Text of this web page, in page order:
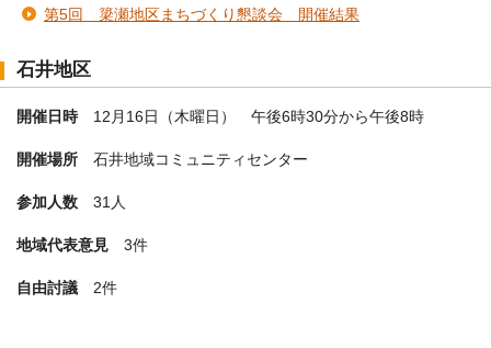
第5回 簗瀬地区まちづくり懇談会 開催結果
石井地区
開催日時12月16日（木曜日） 午後6時30分から午後8時
開催場所 石井地域コミュニティセンター
参加人数 31人
地域代表意見 3件
自由討議 2件